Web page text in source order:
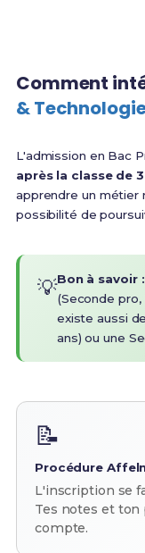
Comment
&
L'admission en Bac
après la classe de
apprendre un métier
possibilité de
💡Bon à savoir :
(Seconde pro,
existe aussi
ans) ou une
📝
Procédure
L'inscription se
Tes notes et
compte.